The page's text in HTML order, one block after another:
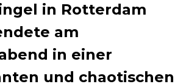
in Rotterdam
am
in einer
und chaotischen